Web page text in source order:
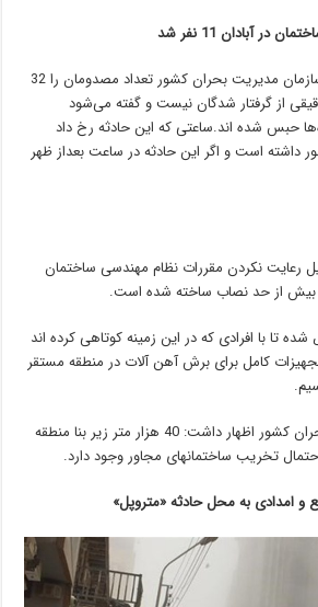
آبادان 11 نفر شد
محمدحسن نامی ‌رئیس سازمان مدیریت بحران کشور ‌‌تعداد مصدومان را 32
دقیقی از گرفتار شدگان نیست و گفته می‌شود
حبس شده اند.ساعتی که این حادثه رخ داد
است و اگر این حادثه در ساعت بعداز ظهر
رعایت نکردن مقررات نظام مهندسی ساختمان
بیش از حد نصاب ساخته شده است.
تا با افرادی که در این زمینه کوتاهی کرده اند
کامل برای برش آهن آلات در منطقه مستقر
رییس سازمان مدیریت بحران کشور اظهار داشت: 40 هزار متر زیر بنا منطقه
تخریب ساختمانهای مجاور وجود دارد.
و امدادی به محل حادثه «متروپل»